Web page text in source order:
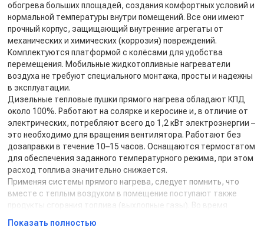
обогрева больших площадей, создания комфортных условий и
нормальной температуры внутри помещений. Все они имеют
прочный корпус, защищающий внутренние агрегаты от
механических и химических (коррозия) повреждений.
Комплектуются платформой с колёсами для удобства
перемещения. Мобильные жидкотопливные нагреватели
воздуха не требуют специального монтажа, просты и надежны
в эксплуатации.
Дизельные тепловые пушки прямого нагрева обладают КПД
около 100%. Работают на солярке и керосине и, в отличие от
электрических, потребляют всего до 1,2 кВт электроэнергии –
это необходимо для вращения вентилятора. Работают без
дозаправки в течение 10–15 часов. Оснащаются термостатом
для обеспечения заданного температурного режима, при этом
расход топлива значительно снижается.
Применяя системы прямого нагрева, следует помнить, что
вместе с теплым воздухом в помещение поступают также
продукты сгорания топлива (выхлопные газы). Во время
кратности обмена воздуха для соответствия нормам
Показать полностью